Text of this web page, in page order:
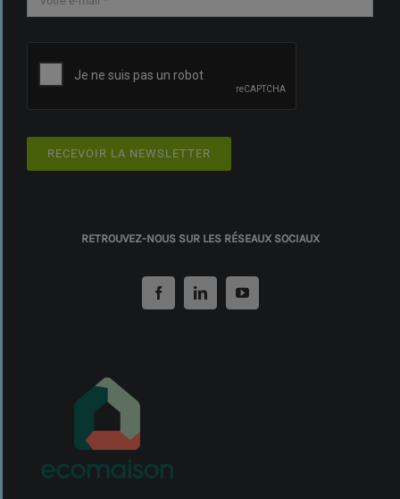
RECEVOIR LA NEWSLETTER
RETROUVEZ-NOUS SUR LES RÉSEAUX SOCIAUX